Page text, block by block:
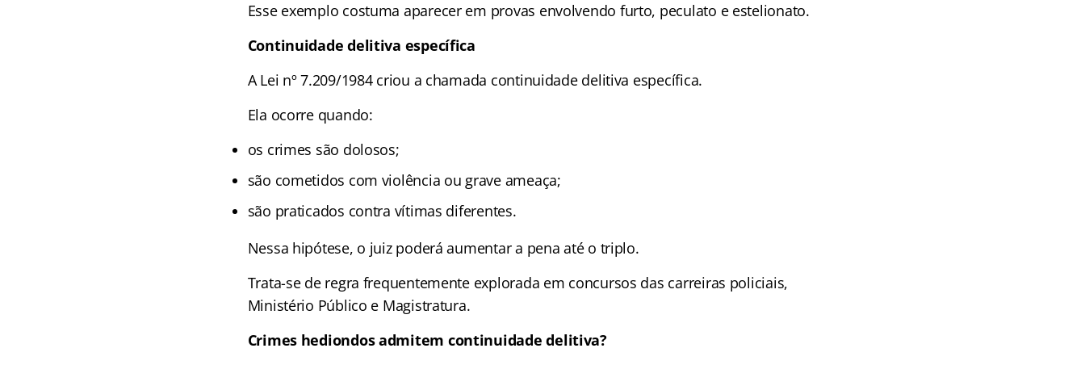
Esse exemplo costuma aparecer em provas envolvendo furto, peculato e estelionato.
Continuidade delitiva específica
A Lei nº 7.209/1984 criou a chamada continuidade delitiva específica.
Ela ocorre quando:
os crimes são dolosos;
são cometidos com violência ou grave ameaça;
são praticados contra vítimas diferentes.
Nessa hipótese, o juiz poderá aumentar a pena até o triplo.
Trata-se de regra frequentemente explorada em concursos das carreiras policiais,
Ministério Público e Magistratura.
Crimes hediondos admitem continuidade delitiva?